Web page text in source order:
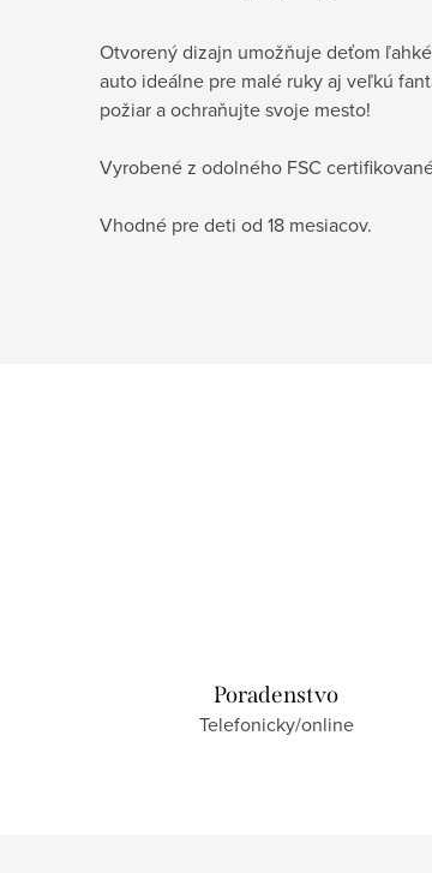
Otvorený dizajn umožňuje deťom
auto ideálne pre malé ruky aj veľkú
požiar a ochraňujte svoje mesto!
Vyrobené z odolného FSC
Vhodné pre deti od 18 mesiacov.
Poradenstvo
Telefonicky/online